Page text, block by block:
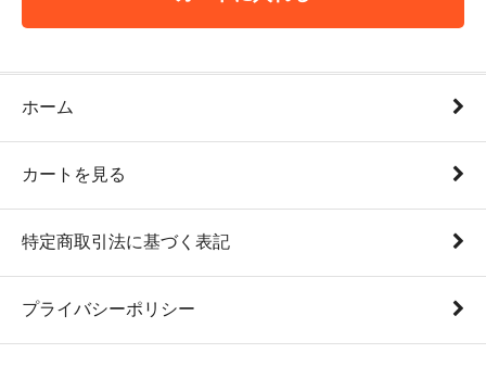
ホーム
カートを見る
特定商取引法に基づく表記
プライバシーポリシー